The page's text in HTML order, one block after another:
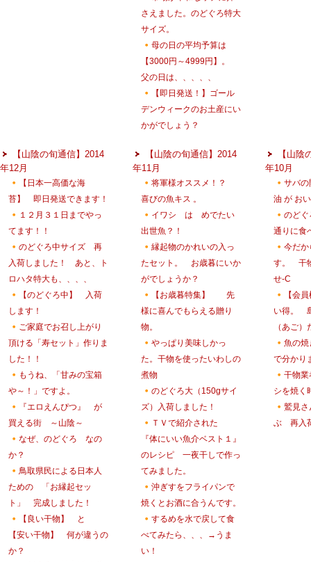
さえました。のどぐろ特大
サイズ。
母の日の平均予算は
【3000円～4999円】。
父の日は、、、、、
【即日発送！】ゴール
デンウィークのお土産にい
かがでしょう？
【山陰の旬通信】2014
年12月
【日本一高価な海
苔】 即日発送できます！
１２月３１日までやっ
てます！！
のどぐろ中サイズ 再
入荷しました！ あと、ト
ロハタ特大も、、、、
【のどぐろ中】 入荷
します！
ご家庭でお召し上がり
頂ける「寿セット」作りま
した！！
もうね、「甘みの宝箱
や～！」ですよ。
『エロえんぴつ』 が
買える街 ～山陰～
なぜ、のどぐろ なの
か？
鳥取県民による日本人
ための 「お縁起セッ
ト」 完成しました！
【良い干物】 と
【安い干物】 何が違うの
か？
【山陰の旬通信】2014
年11月
将軍様オススメ！？
喜びの魚キス 。
イワシ は めでたい
出世魚？！
縁起物のかれいの入っ
たセット。 お歳暮にいか
がでしょうか？
【お歳暮特集】 先
様に喜んでもらえる贈り
物。
やっぱり美味しかっ
た。干物を使ったいわしの
煮物
のどぐろ大（150gサイ
ズ）入荷しました！
ＴＶで紹介された
『体にいい魚介ベスト１』
のレシピ 一夜干しで作っ
てみました。
沖ぎすをフライパンで
焼くとお酒に合うんです。
するめを水で戻して食
べてみたら、、、→うま
い！
【山陰
年10月
サバ
油 が お
のどぐ
通りに食
今だか
す。 干
せ-C
【会
い得。
（あご
魚の焼
で分かり
干物業
シを焼く
鷲見
ぶ 再入